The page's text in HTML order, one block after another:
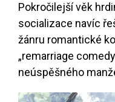
Pokročilejší věk
socializace navíc
žánru romantické
„remarriage
neúspěšného